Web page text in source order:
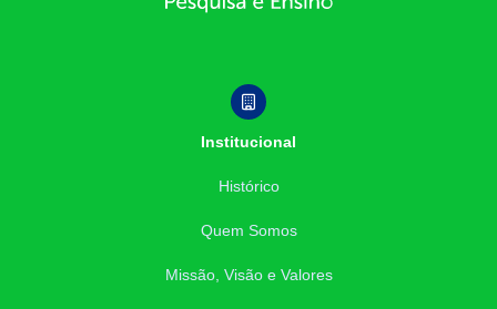
Institucional
Histórico
Quem Somos
Missão, Visão e Valores